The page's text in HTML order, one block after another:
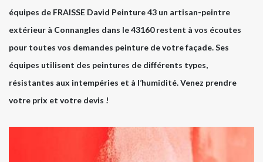
équipes de FRAISSE David Peinture 43 un artisan-peintre
extérieur à Connangles dans le 43160 restent à vos écoutes
pour toutes vos demandes peinture de votre façade. Ses
équipes utilisent des peintures de différents types,
résistantes aux intempéries et à l’humidité. Venez prendre
votre prix et votre devis !